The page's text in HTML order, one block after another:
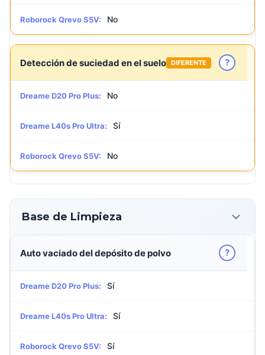
Roborock Qrevo S5V: No
Detección de suciedad en el suelo DIFERENTE ?
Dreame D20 Pro Plus: No
Dreame L40s Pro Ultra: Sí
Roborock Qrevo S5V: No
Base de Limpieza
Auto vaciado del depósito de polvo ?
Dreame D20 Pro Plus: Sí
Dreame L40s Pro Ultra: Sí
Roborock Qrevo S5V: Sí